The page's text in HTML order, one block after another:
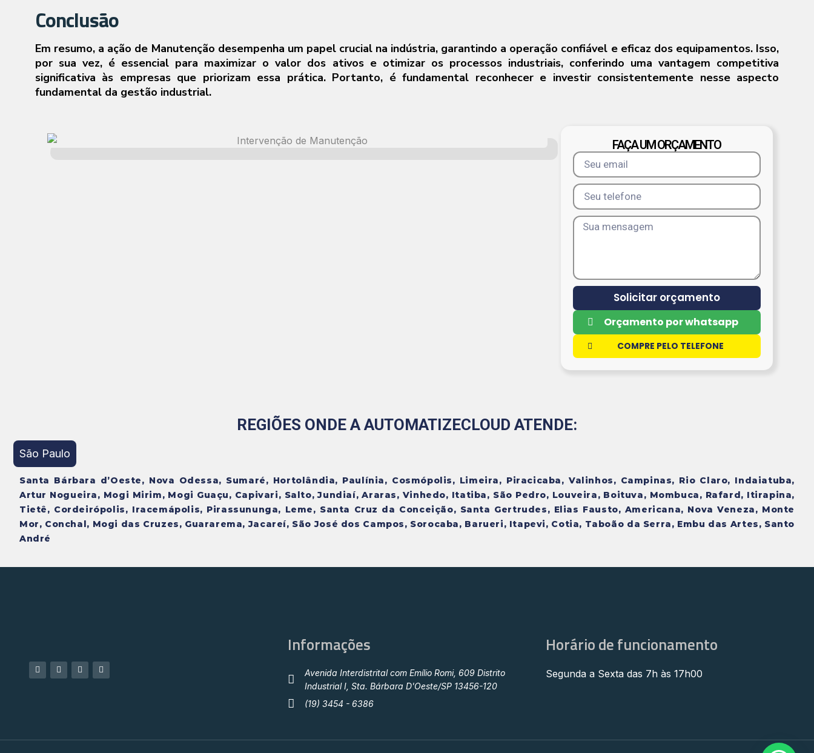
Conclusão
Em resumo, a ação de Manutenção desempenha um papel crucial na indústria, garantindo a operação confiável e eficaz dos equipamentos. Isso,
por sua vez, é essencial para maximizar o valor dos ativos e otimizar os processos industriais, conferindo uma vantagem competitiva
significativa às empresas que priorizam essa prática. Portanto, é fundamental reconhecer e investir consistentemente nesse aspecto
fundamental da gestão industrial.
FAÇA UM ORÇAMENTO
Solicitar orçamento
Orçamento por whatsapp
COMPRE PELO TELEFONE
REGIÕES ONDE A AUTOMATIZECLOUD ATENDE:
São Paulo
Santa Bárbara d’Oeste, Nova Odessa, Sumaré, Hortolândia, Paulínia, Cosmópolis, Limeira, Piracicaba, Valinhos, Campinas, Rio Claro, Indaiatuba,
Artur Nogueira, Mogi Mirim, Mogi Guaçu, Capivari, Salto, Jundiaí, Araras, Vinhedo, Itatiba, São Pedro, Louveira, Boituva, Mombuca, Rafard, Itirapina,
Tietê, Cordeirópolis, Iracemápolis, Pirassununga, Leme, Santa Cruz da Conceição, Santa Gertrudes, Elias Fausto, Americana, Nova Veneza, Monte
Mor, Conchal, Mogi das Cruzes, Guararema, Jacareí, São José dos Campos, Sorocaba, Barueri, Itapevi, Cotia, Taboão da Serra, Embu das Artes, Santo
André
Informações
Avenida Interdistrital com Emílio Romi, 609 Distrito
Industrial I, Sta. Bárbara D'Oeste/SP 13456-120
(19) 3454 - 6386
Horário de funcionamento
Segunda a Sexta das 7h às 17h00